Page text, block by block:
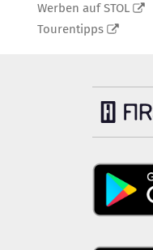
Werben auf STOL
Tourentipps